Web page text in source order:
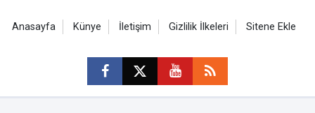
Anasayfa Künye İletişim Gizlilik İlkeleri Sitene Ekle